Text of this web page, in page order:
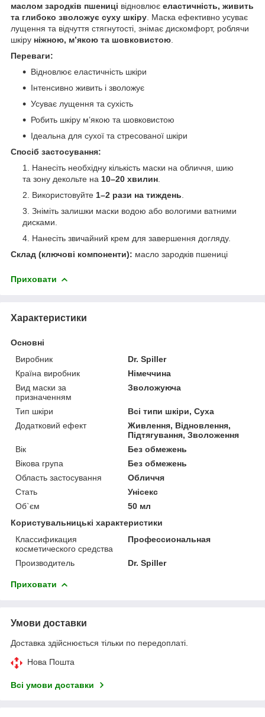
маслом зародків пшениці відновлює еластичність, живить
та глибоко зволожує суху шкіру . Маска ефективно усуває
лущення та відчуття стягнутості, знімає дискомфорт, роблячи
шкіру ніжною, м’якою та шовковистою
Переваги:
Відновлює еластичність шкіри
Інтенсивно живить і зволожує
Усуває лущення та сухість
Робить шкіру м’якою та шовковистою
Ідеальна для сухої та стресованої шкіри
Спосіб застосування:
Нанесіть необхідну кількість маски на обличчя, шию
та зону декольте на 10–20 хвилин
Використовуйте 1–2 рази на тиждень
Зніміть залишки маски водою або вологими ватними
дисками.
Нанесіть звичайний крем для завершення догляду.
Склад (ключові компоненти): масло зародків пшениці
Приховати
Характеристики
Основні
Виробник
Dr. Spiller
Країна виробник
Німеччина
Вид маски за
призначенням
Зволожуюча
Тип шкіри
Всі типи шкіри, Суха
Додатковий ефект
Живлення, Відновлення,
Підтягування, Зволоження
Вік
Без обмежень
Вікова група
Без обмежень
Область застосування
Обличчя
Стать
Унісекс
Об`єм
50 мл
Користувальницькі характеристики
Классификация
косметического средства
Профессиональная
Производитель Dr. Spiller
Приховати
Умови доставки
Доставка здійснюється тільки по передоплаті.
Нова Пошта
Всі умови доставки